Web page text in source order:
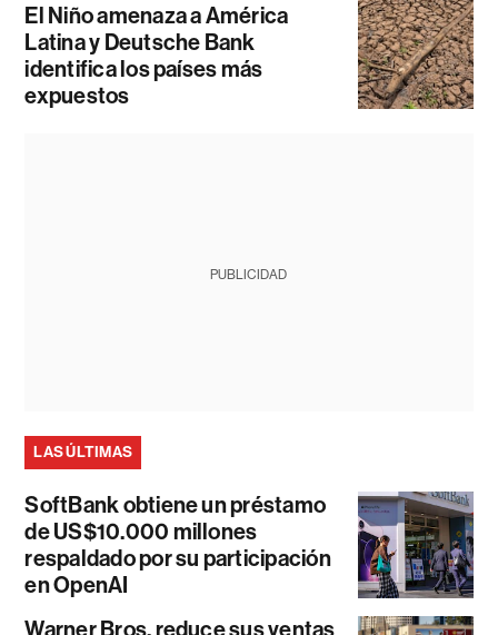
El Niño amenaza a América
Latina y Deutsche Bank
identifica los países más
expuestos
PUBLICIDAD
LAS ÚLTIMAS
SoftBank obtiene un préstamo
de US$10.000 millones
respaldado por su participación
en OpenAI
Warner Bros. reduce sus ventas